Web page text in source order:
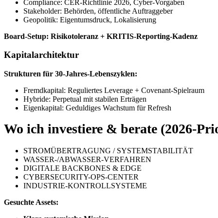
Compliance: CER-Richtlinie 2026, Cyber-Vorgaben
Stakeholder: Behörden, öffentliche Auftraggeber
Geopolitik: Eigentumsdruck, Lokalisierung
Board-Setup: Risikotoleranz + KRITIS-Reporting-Kadenz
Kapitalarchitektur
Strukturen für 30-Jahres-Lebenszyklen:
Fremdkapital: Reguliertes Leverage + Covenant-Spielraum
Hybride: Perpetual mit stabilen Erträgen
Eigenkapital: Geduldiges Wachstum für Refresh
Wo ich investiere & berate (2026-
STROMÜBERTRAGUNG / SYSTEMSTABILITÄT
WASSER-/ABWASSER-VERFAHREN
DIGITALE BACKBONES & EDGE
CYBERSECURITY-OPS-CENTER
INDUSTRIE-KONTROLLSYSTEME
Gesuchte Assets: